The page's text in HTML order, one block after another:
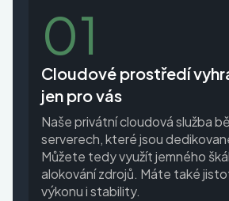
01
Cloudové prostředí
jen pro vás
Naše privátní cloudová služba
serverech, které jsou
Můžete tedy využít jemného
alokování zdrojů. Máte také
výkonu i stability.